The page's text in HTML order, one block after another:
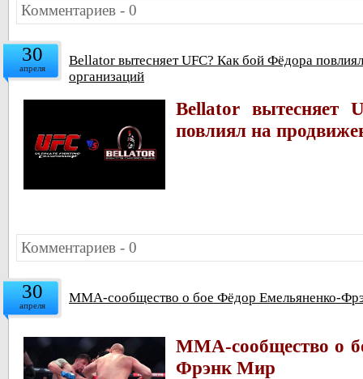
Комментариев - 0
30
апреля
Bellator вытесняет UFC? Как бой Фёдора
организаций
Bellator вытесняет
повлиял на
Комментариев - 0
30
апреля ММА-сообщество о бое Фёдор Емельяненко-
ММА-сообщество о
Фрэнк Мир